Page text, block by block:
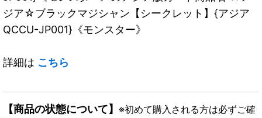
ジア☆ブラックマジシャン【シークレット】{アジア
QCCU-JP001}《モンスター》
詳細は こちら
【商品の状態について】 ※初めて購入される方は必ずご確